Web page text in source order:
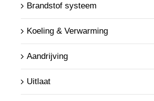
Brandstof systeem
Koeling & Verwarming
Aandrijving
Uitlaat